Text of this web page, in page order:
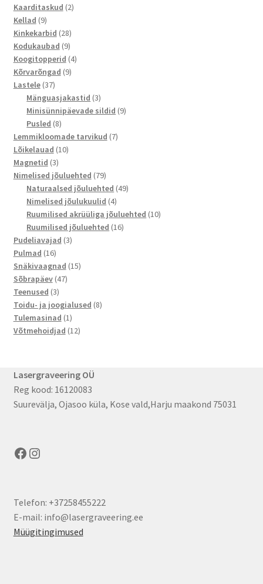
toodet
Kaarditaskud 22
Kellad 99
toodet
Kinkekarbid 2828
toodet
Kodukaubad 99
toodet
Koogitopperid 44
Kõrvarõngad 99
Lastele 3737
toodet
Mänguasjakastid 33
toodet
Minisünnipäevade sildid 99
Pusled 88
toodet
Lemmikloomade tarvikud 77
Lõikelauad 1010
Magnetid 33
toodet
Nimelised jõuluehted 7979
toodet
Naturaalsed jõuluehted 4949
Nimelised jõulukuulid 44
toodet
Ruumilised akrüüliga jõuluehted 1010
Ruumilised jõuluehted 1616
Pudeliavajad 33
Pulmad 1616
toodet
Snäkivaagnad 1515
Sõbrapäev 4747
Teenused 33
toodet
Toidu- ja joogialused 88
Tulemasinad 11
toode
Võtmehoidjad 1212
Lasergraveering OÜ
Reg kood: 16120083
Suurevälja, Ojasoo küla, Kose vald,Harju maakond 75031
Facebook
Instagram
Telefon: +37258455222
E-mail: info@lasergraveering.ee
Müügitingimused